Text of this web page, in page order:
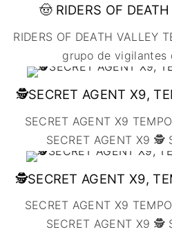
🔴COMEDIA
🔴DRAMA
🔴ÉPICO /
🔴EXPERIMENTOS
🔴FANTÁSTICO
🔴TERROR
🔴WESTERN /
👨‍🎨 IMAGEN &
VIDEO
🖥️ SERVICIOS DE
COMPUTACIÓN
🌐 DISEÑO WEB
📧 CONTACTO
🤠 RIDERS OF
RIDERS OF DEATH VALLEY
grupo de vigilantes
🕵️SECRET AGENT X9,
SECRET AGENT X9
SECRET AGENT X9 🕵️
🕵️SECRET AGENT X9,
SECRET AGENT X9
SECRET AGENT X9 🕵️